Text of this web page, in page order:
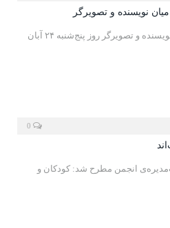
نویسنده و تصویرگر
دشواری هم‌نشینی امر خلاق بین نویسنده و تصویرگر روز پنج‌شنبه ۲۴ آبان
انجمن مطرح شد: کودکان و